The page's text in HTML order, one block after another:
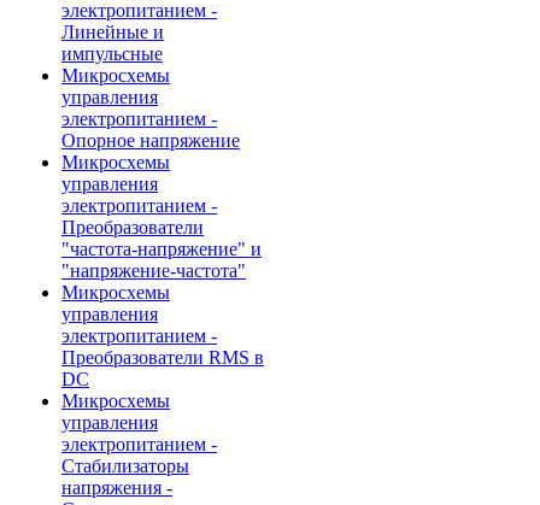
электропитанием -
Линейные и
импульсные
Микросхемы
управления
электропитанием -
Опорное напряжение
Микросхемы
управления
электропитанием -
Преобразователи
"частота-напряжение" и
"напряжение-частота"
Микросхемы
управления
электропитанием -
Преобразователи RMS в
DC
Микросхемы
управления
электропитанием -
Стабилизаторы
напряжения -